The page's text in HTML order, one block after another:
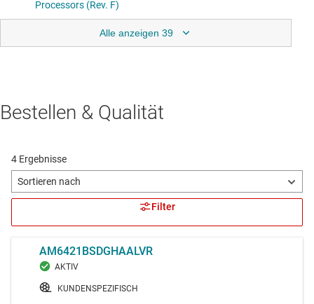
Alle anzeigen 39
Bestellen & Qualität